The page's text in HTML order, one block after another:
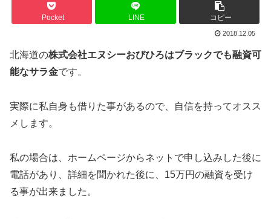
Pocket LINE コピー
2018.12.05
北海道の株式会社エヌシーおびひろはブラックでも融資可
能なサラ金です。
実際に私自身も借りた事があるので、自信を持ってオスス
メします。
私の場合は、ホームページからネットで申し込みした後に
電話があり、詳細を聞かれた後に、15万円の融資を受け
る事が出来ました。